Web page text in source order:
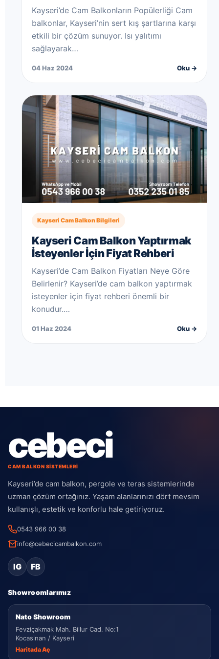
Kayseri’de Cam Balkonların Popülerliği Cam
balkonlar, Kayseri’nin sert kış şartlarına karşı
etkili bir çözüm sunuyor. Isı yalıtımı
sağlayarak…
04 Haz 2024 Oku →
Kayseri Cam Balkon Bilgileri
Kayseri Cam Balkon Yaptırmak
İsteyenler İçin Fiyat Rehberi
Kayseri’de Cam Balkon Fiyatları Neye Göre
Belirlenir? Kayseri’de cam balkon yaptırmak
isteyenler için fiyat rehberi önemli bir
konudur.…
01 Haz 2024 Oku →
cebeci
CAM BALKON SİSTEMLERİ
Kayseri’de cam balkon, pergole ve teras sistemlerinde
uzman çözüm ortağınız. Yaşam alanlarınızı dört mevsim
kullanışlı, estetik ve konforlu hale getiriyoruz.
0543 966 00 38
info@cebecicambalkon.com
IG FB
Showroomlarımız
Nato Showroom
Fevziçakmak Mah. Billur Cad. No:1
Kocasinan / Kayseri
Haritada Aç